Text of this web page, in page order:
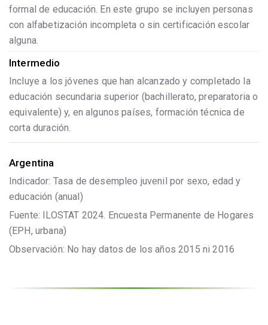
formal de educación. En este grupo se incluyen personas
con alfabetización incompleta o sin certificación escolar
alguna.
Intermedio
Incluye a los jóvenes que han alcanzado y completado la
educación secundaria superior (bachillerato, preparatoria o
equivalente) y, en algunos países, formación técnica de
corta duración.
Argentina
Indicador: Tasa de desempleo juvenil por sexo, edad y
educación (anual)
Fuente: ILOSTAT 2024. Encuesta Permanente de Hogares
(EPH, urbana)
Observación: No hay datos de los años 2015 ni 2016